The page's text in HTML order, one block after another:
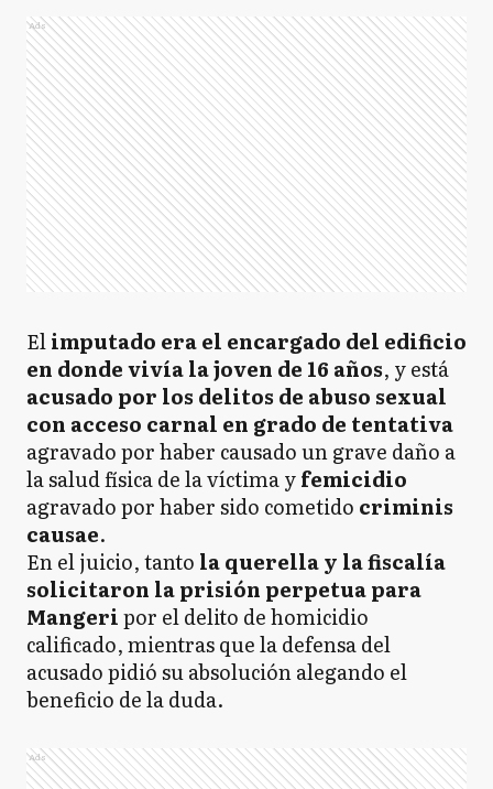
Ads
Elimputado era el encargado del edificio
en donde vivía la joven de 16 años, y está
acusado por los delitos de abuso sexual
con acceso carnal en grado de tentativa
agravado por haber causado un grave daño a
la salud física de la víctima yfemicidio
agravado por haber sido cometido criminis
causae.
En el juicio, tanto la querella y la fiscalía
solicitaron la prisión perpetua para
Mangeripor el delito de homicidio
calificado, mientras que la defensa del
acusado pidió su absolución alegando el
beneficio de la duda.
Ads